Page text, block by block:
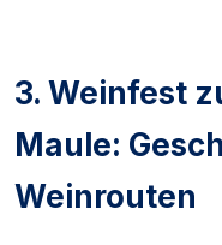
3. Weinfest
Maule:
Weinrouten